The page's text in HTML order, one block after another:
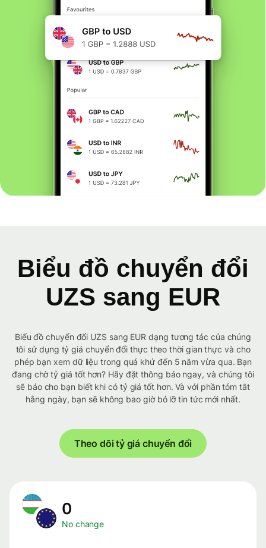
Biểu đồ chuyển đổi
UZS sang EUR
Biểu đồ chuyển đổi UZS sang EUR dạng tương tác của chúng
tôi sử dụng tỷ giá chuyển đổi thực theo thời gian thực và cho
phép bạn xem dữ liệu trong quá khứ đến 5 năm vừa qua. Bạn
đang chờ tỷ giá tốt hơn? Hãy đặt thông báo ngay, và chúng tôi
sẽ báo cho bạn biết khi có tỷ giá tốt hơn. Và với phần tóm tắt
hằng ngày, bạn sẽ không bao giờ bỏ lỡ tin tức mới nhất.
Theo dõi tỷ giá chuyển đổi
0
No change